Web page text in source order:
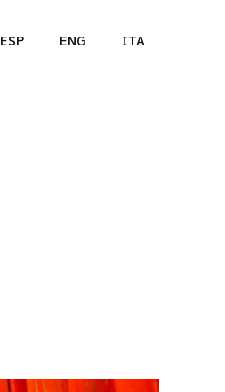
ESP ENG ITA
questions.